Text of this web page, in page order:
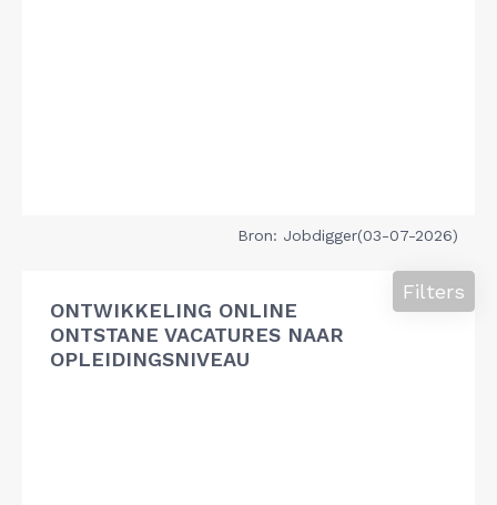
Bron: Jobdigger(03-07-2026)
ONTWIKKELING ONLINE
ONTSTANE VACATURES NAAR
OPLEIDINGSNIVEAU
Filters